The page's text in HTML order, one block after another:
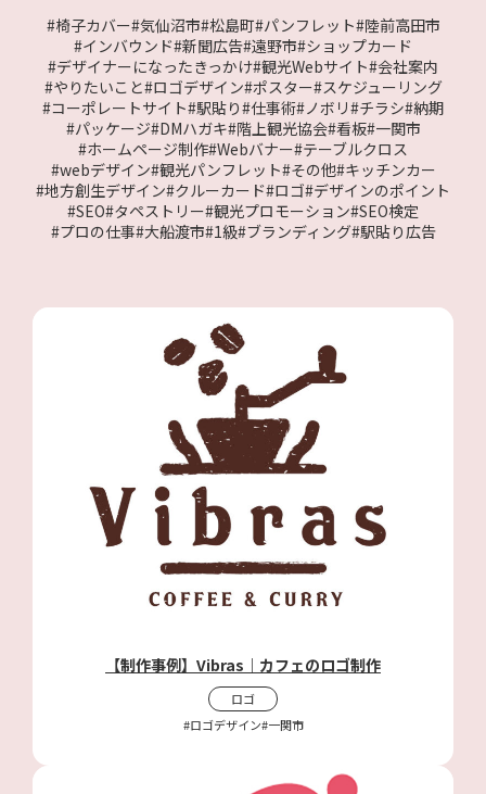
#椅子カバー#気仙沼市#松島町#パンフレット#陸前高田市
#インバウンド#新聞広告#遠野市#ショップカード
#デザイナーになったきっかけ#観光Webサイト#会社案内
#やりたいこと#ロゴデザイン#ポスター#スケジューリング
#コーポレートサイト#駅貼り#仕事術#ノボリ#チラシ#納期
#パッケージ#DMハガキ#階上観光協会#看板#一関市
#ホームページ制作#Webバナー#テーブルクロス
#webデザイン#観光パンフレット#その他#キッチンカー
#地方創生デザイン#クルーカード#ロゴ#デザインのポイント
#SEO#タペストリー#観光プロモーション#SEO検定
#プロの仕事#大船渡市#1級#ブランディング#駅貼り広告
【制作事例】Vibras｜カフェのロゴ制作
ロゴ
#ロゴデザイン#一関市